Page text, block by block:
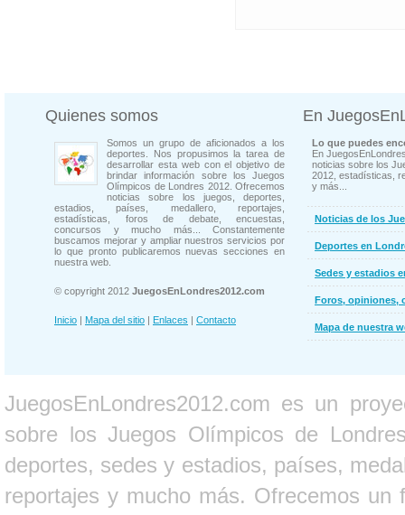
Quienes somos
Somos un grupo de aficionados a los
deportes. Nos propusimos la tarea de
desarrollar esta web con el objetivo de
brindar información sobre los Juegos
Olímpicos de Londres 2012. Ofrecemos
noticias sobre los juegos, deportes,
estadios, países, medallero, reportajes,
estadísticas, foros de debate, encuestas,
concursos y mucho más... Constantemente
buscamos mejorar y ampliar nuestros servicios por
lo que pronto publicaremos nuevas secciones en
nuestra web.
© copyright 2012 JuegosEnLondres2012.com
Inicio | Mapa del sitio | Enlaces | Contacto
En
Lo que puedes
En
noticias sobre los
2012, estadísticas,
y más...
Noticias de los
Deportes en
Sedes y estadios
Foros, opiniones,
Mapa de nuestra
JuegosEnLondres2012.com es un
sobre los Juegos Olímpicos de
deportes, sedes y estadios, países,
reportajes y mucho más. Ofrecemos un